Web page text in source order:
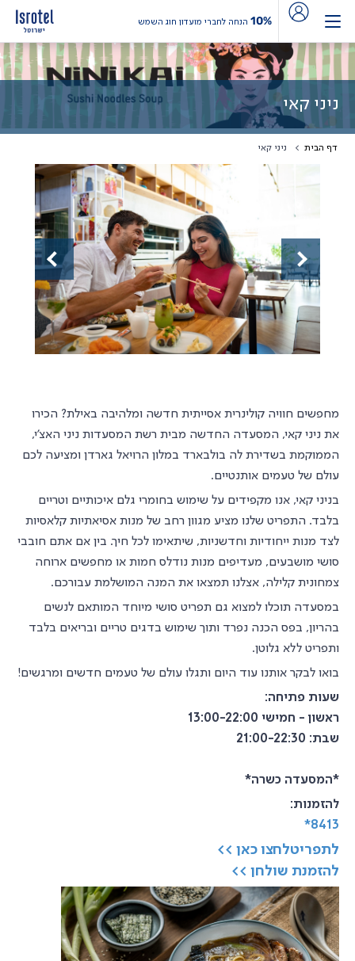
10% הנחה לחברי מועדון חוג השמש
ניני קאי
דף הבית ניני קאי
Previous Next
מחפשים חוויה קולינרית אסייתית חדשה ומלהיבה באילת? הכירו
את ניני קאי, המסעדה החדשה מבית רשת המסעדות ניני האצ'י,
הממוקמת בשדירת לה בולבארד במלון הרויאל גארדן ומציעה לכם
עולם של טעמים אותנטיים.
בניני קאי, אנו מקפידים על שימוש בחומרי גלם איכותיים וטריים
בלבד. התפריט שלנו מציע מגוון רחב של מנות אסיאתיות קלאסיות
לצד מנות ייחודיות וחדשניות, שיתאימו לכל חיך. בין אם אתם חובבי
סושי מושבעים, מעדיפים מנות נודלס חמות או מחפשים ארוחה
צמחונית קלילה, אצלנו תמצאו את המנה המושלמת עבורכם.
במסעדה תוכלו למצוא גם תפריט סושי מיוחד המותאם לנשים
בהריון, בפס הכנה נפרד ותוך שימוש בדגים טריים ובריאים בלבד
ותפריט ללא גלוטן.
בואו לבקר אותנו עוד היום ותגלו עולם של טעמים חדשים ומרגשים!
שעות פתיחה:
ראשון - חמישי 13:00-22:00
שבת: 21:00-22:30
*המסעדה כשרה*
להזמנות:
8413*
לתפריטלחצו כאן >>
להזמנת שולחן >>